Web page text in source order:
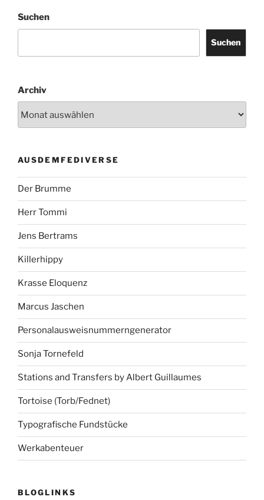
Suchen
Suchen
Archiv
AUSDEMFEDIVERSE
Der Brumme
Herr Tommi
Jens Bertrams
Killerhippy
Krasse Eloquenz
Marcus Jaschen
Personalausweisnummerngenerator
Sonja Tornefeld
Stations and Transfers by Albert Guillaumes
Tortoise (Torb/Fednet)
Typografische Fundstücke
Werkabenteuer
BLOGLINKS